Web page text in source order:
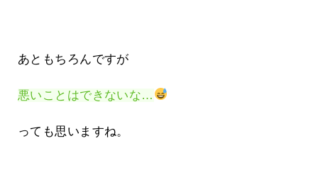
あともちろんですが
悪いことはできないな…
っても思いますね。